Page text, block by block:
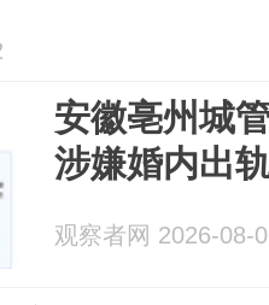
安徽亳州城
涉嫌婚内出
观察者网 2026-08-